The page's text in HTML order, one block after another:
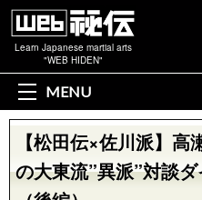
Learn Japanese martial arts
"WEB HIDEN"
MENU
【松田伝×佐川派】
の大東流”異派”対談